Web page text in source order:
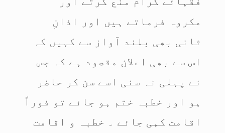
مکروہ فرماتے ہیں اور اذانِ
ثانی بھی بلند آواز سے کہیں کہ
اس سے بھی اعلان مقصود ہے کہ جس
نے پہلی نہ سنی اسے سن کر حاضر
ہو اور خطبہ ختم ہو جائے تو فوراً
اقامت کہی جائے ۔ خطبہ و اقامت